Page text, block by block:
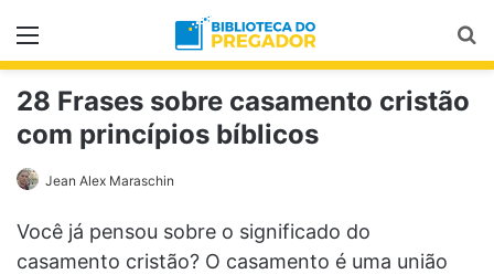
Menu
28 Frases sobre casamento cristão
com princípios bíblicos
Jean Alex Maraschin
Você já pensou sobre o significado do
casamento cristão? O casamento é uma união